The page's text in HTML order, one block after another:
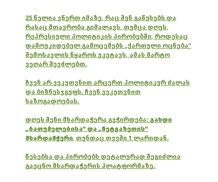
25 წელია ვწერთ იმაზე, რაც შენ გაწუხებს და
რასაც მთავრობა გიმალავს, თუმცა დღეს,
რეპრესიული პოლიტიკის პირობებში, როდესაც
დამოუკიდებელ გამოცემებს „ქართული ოცნება“
შემოსავლის წყაროს უკეტავს, ამას მარტო
ვეღარ შევძლებთ.
ჩვენ არ ვეკუთვნით არცერთ პოლიტიკურ ძალას
და ბიზნესჯგუფს. ჩვენ ვეკუთვნით
საზოგადოებას.
დღეს შენი მხარდაჭერა გვჭირდება: გახდი
„ბათუმელებისა“ და „ნეტგაზეთის“
მხარდამჭერი, თუნდაც თვეში 1 ლარიდან.
წესებსა და პირობებს დეტალურად შეგიძლია
გაეცნო მხარდაჭერის პლატფორმაზე.